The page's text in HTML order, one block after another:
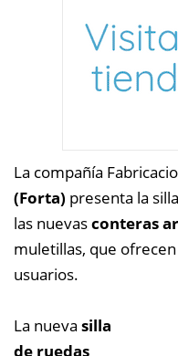
La compañía
(Forta) presenta la
las nuevasconteras
muletillas, que
usuarios.
La nueva silla
de ruedas